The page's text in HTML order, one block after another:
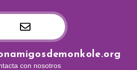
con nosotros